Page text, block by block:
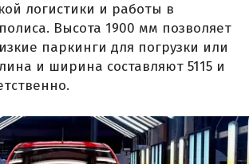
логистики и работы в
Высота 1900 мм позволяет
паркинги для погрузки или
и ширина составляют 5115 и